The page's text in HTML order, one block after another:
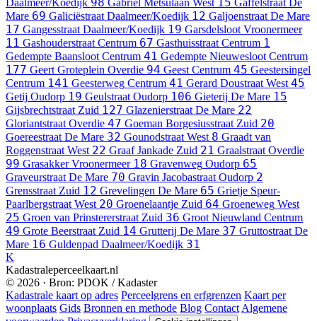
Daalmeer/Koedijk 98 Gabriël Metsulaan West 15 Gaffelstraat De
Mare 69 Galiciëstraat Daalmeer/Koedijk 12 Galjoenstraat De Mare
17 Gangesstraat Daalmeer/Koedijk 19 Garsdelsloot Vroonermeer
11 Gashouderstraat Centrum 67 Gasthuisstraat Centrum 1
Gedempte Baansloot Centrum 41 Gedempte Nieuwesloot Centrum
177 Geert Groteplein Overdie 94 Geest Centrum 45 Geestersingel
Centrum 141 Geesterweg Centrum 41 Gerard Doustraat West 45
Getij Oudorp 19 Geulstraat Oudorp 106 Gieterij De Mare 15
Gijsbrechtstraat Zuid 127 Glazenierstraat De Mare 22
Gloriantstraat Overdie 47 Goeman Borgesiusstraat Zuid 20
Goereestraat De Mare 32 Gounodstraat West 8 Graadt van
Roggenstraat West 22 Graaf Jankade Zuid 21 Graalstraat Overdie
99 Grasakker Vroonermeer 18 Gravenweg Oudorp 65
Graveurstraat De Mare 70 Gravin Jacobastraat Oudorp 2
Grensstraat Zuid 12 Grevelingen De Mare 65 Grietje Speur-
Paarlbergstraat West 20 Groenelaantje Zuid 64 Groeneweg West
25 Groen van Prinstererstraat Zuid 36 Groot Nieuwland Centrum
49 Grote Beerstraat Zuid 14 Grutterij De Mare 37 Gruttostraat De
Mare 16 Guldenpad Daalmeer/Koedijk 31
K
Kadastraleperceelkaart.nl
© 2026 · Bron: PDOK / Kadaster
Kadastrale kaart op adres Perceelgrens en erfgrenzen Kaart per
woonplaats Gids Bronnen en methode Blog ContactAlgemene